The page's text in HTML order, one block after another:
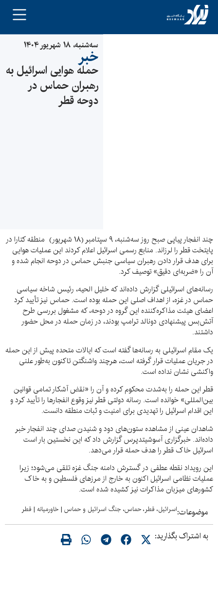
سه‌شنبه، ۱۸ شهریور ۱۴۰۴
خبر
حمله هوایی اسرائیل به
رهبران حماس در
دوحه قطر
چند انفجار پیاپی صبح روز سه‌شنبه، ۹ سپتامبر (۱۸ شهریور) منطقه کتارا در
پایتخت قطر را لرزاند. منابع رسمی اسرائیل اعلام کردند این عملیات هوایی
برای هدف قرار دادن رهبران سیاسی جنبش حماس در دوحه انجام شده و
آن را «ضربه‌ای دقیق» توصیف کرد.
رسانه‌های اسرائیلی گزارش داده‌اند که خلیل الحیه، رئیس شاخه سیاسی
حماس در غزه، از اهداف اصلی این حمله بوده است. حماس نیز تأیید کرد
اعضای هیئت مذاکره‌کننده این گروه در دوحه، که مشغول بررسی طرح
آتش‌بس پیشنهادی دونالد ترامپ بودند، در زمان حمله در محل حضور
داشتند.
یک مقام اسرائیلی به رسانه‌ها گفته است که ایالات متحده پیش از این حمله
در جریان عملیات قرار گرفته است، هرچند واشنگتن تاکنون به‌طور علنی
واکنشی نشان نداده است.
قطر این حمله را به‌شدت محکوم کرده و آن را «نقض آشکار تمامی قوانین
بین‌المللی» خوانده است. رسانه دولتی قطر نیز وقوع انفجارها را تأیید کرد و
این اقدام اسرائیل را تهدیدی برای امنیت و ثبات منطقه دانست.
شاهدان عینی از مشاهده ستون‌های دود و شنیدن صدای چند انفجار خبر
داده‌اند. خبرگزاری آسوشیتدپرس گزارش داد که این نخستین بار است
اسرائیل خاک قطر را هدف حمله قرار می‌دهد.
این رویداد نقطه عطفی در گسترش دامنه جنگ غزه تلقی می‌شود؛ زیرا
عملیات نظامی اسرائیل اکنون به خارج از مرزهای فلسطین و به خاک
کشورهای میزبان مذاکرات نیز کشیده شده است.
موضوعات:اسرائیل، قطر، حماس، جنگ اسرائیل و حماس | خاورمیانه | قطر
به اشتراک بگذارید: